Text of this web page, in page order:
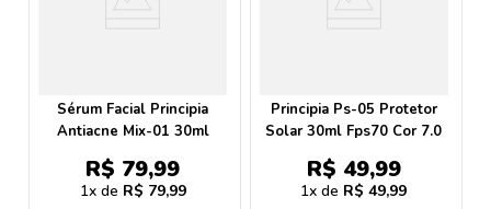
Sérum Facial Principia
Antiacne Mix-01 30ml
R$ 79,99
1 R$ 79,99
Principia Ps-05 Protetor
Solar 30ml Fps70 Cor 7.0
R$ 49,99
1 R$ 49,99